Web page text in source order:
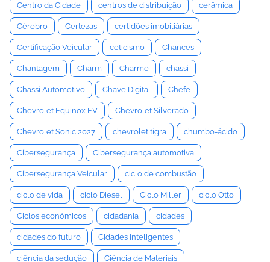
Centro da Cidade centros de distribuição cerâmica
Cérebro Certezas certidões imobiliárias
Certificação Veicular ceticismo Chances
Chantagem Charm Charme chassi
Chassi Automotivo Chave Digital Chefe
Chevrolet Equinox EV Chevrolet Silverado
Chevrolet Sonic 2027 chevrolet tigra chumbo-ácido
Cibersegurança Cibersegurança automotiva
Cibersegurança Veicular ciclo de combustão
ciclo de vida ciclo Diesel Ciclo Miller ciclo Otto
Ciclos econômicos cidadania cidades
cidades do futuro Cidades Inteligentes
ciência da sedução Ciência de Materiais